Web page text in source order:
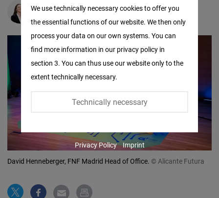
Valeria Sinisi
David Henneberger, FNF Madrid Head of Office. © Alicante Futura
We use technically necessary cookies to offer you
the essential functions of our website. We then only
process your data on our own systems. You can
find more information in our privacy policy in
section 3. You can thus use our website only to the
extent technically necessary.
Technically necessary
Facebook
Embed
Twitter
Embed
Youtube
Embed
Google
Privacy Policy Imprint